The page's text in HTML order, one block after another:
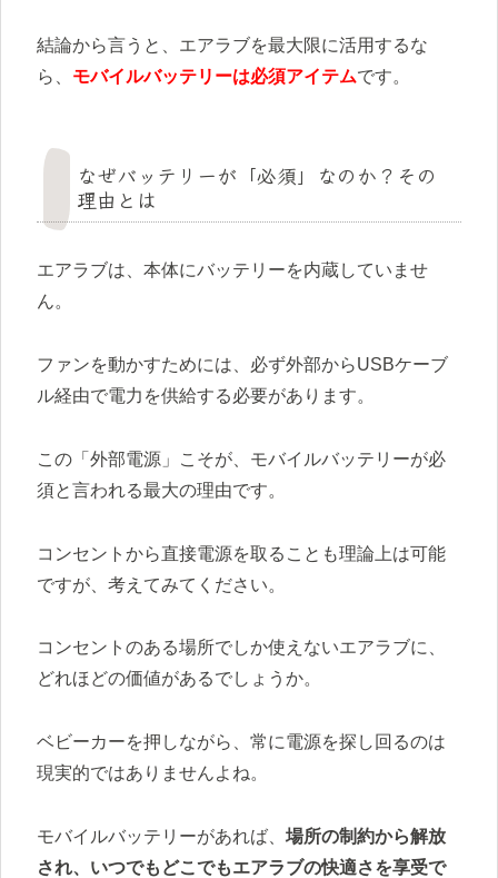
結論から言うと、エアラブを最大限に活用するな
ら、 モバイルバッテリーは必須アイテムです。
なぜバッテリーが「必須」なのか？その
理由とは
エアラブは、本体にバッテリーを内蔵していませ
ん。
ファンを動かすためには、必ず外部からUSBケーブ
ル経由で電力を供給する必要があります。
この「外部電源」こそが、モバイルバッテリーが必
須と言われる最大の理由です。
コンセントから直接電源を取ることも理論上は可能
ですが、考えてみてください。
コンセントのある場所でしか使えないエアラブに、
どれほどの価値があるでしょうか。
ベビーカーを押しながら、常に電源を探し回るのは
現実的ではありませんよね。
モバイルバッテリーがあれば、 場所の制約から解放
され、いつでもどこでもエアラブの快適さを享受で